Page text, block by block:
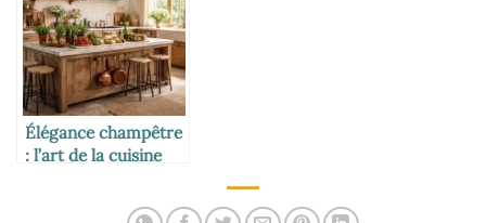
Élégance champêtre
: l’art de la cuisine